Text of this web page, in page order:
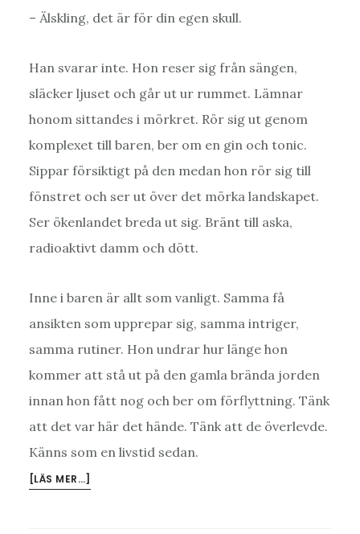
– Älskling, det är för din egen skull.
Han svarar inte. Hon reser sig från sängen,
släcker ljuset och går ut ur rummet. Lämnar
honom sittandes i mörkret. Rör sig ut genom
komplexet till baren, ber om en gin och tonic.
Sippar försiktigt på den medan hon rör sig till
fönstret och ser ut över det mörka landskapet.
Ser ökenlandet breda ut sig. Bränt till aska,
radioaktivt damm och dött.
Inne i baren är allt som vanligt. Samma få
ansikten som upprepar sig, samma intriger,
samma rutiner. Hon undrar hur länge hon
kommer att stå ut på den gamla brända jorden
innan hon fått nog och ber om förflyttning. Tänk
att det var här det hände. Tänk att de överlevde.
Känns som en livstid sedan.
[LÄS MER…]